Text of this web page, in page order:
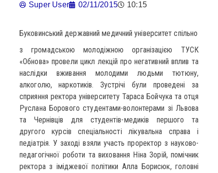
Super User 02/11/2015 10:15
Буковинський державний медичний університет спільно
з громадською молодіжною організацією ТУСК
«Обнова» провели цикл лекцій про негативний вплив та
наслідки вживання молодими людьми тютюну,
алкоголю, наркотиків. Зустрічі були проведені за
сприяння ректора університету Тараса Бойчука та отця
Руслана Борового студентами-волонтерами зі Львова
та Чернівців для студентів-медиків першого та
другого курсів спеціальності лікувальна справа і
педіатрія. У заході взяли участь проректор з науково-
педагогічної роботи та виховання Ніна Зорій, помічник
ректора з іміджевої політики Алла Борисюк, головні